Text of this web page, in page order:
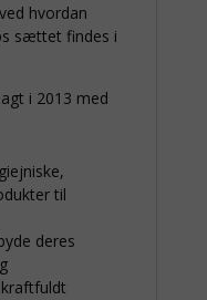
hvordan
sættet findes i
i 2013 med
til
deres